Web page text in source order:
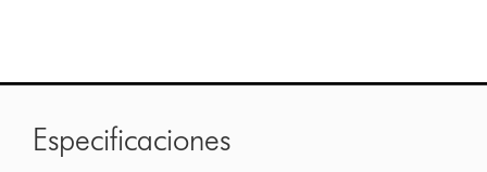
Especificaciones